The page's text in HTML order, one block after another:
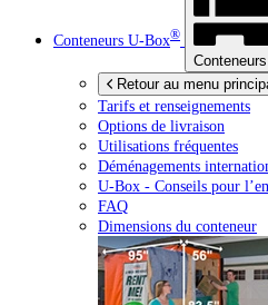
Conteneurs U-Box®
Conteneurs
Retour au menu
Tarifs et renseignements
Options de livraison
Utilisations fréquentes
Déménagements
U-Box - Conseils pour
FAQ
Dimensions du conteneur